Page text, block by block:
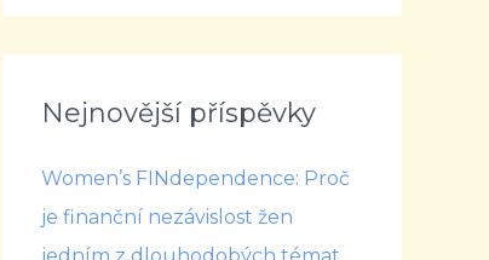
Nejnovější příspěvky
Women’s FINdependence: Proč
je finanční nezávislost žen